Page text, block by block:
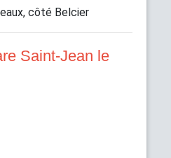
côté Belcier
Saint-Jean le